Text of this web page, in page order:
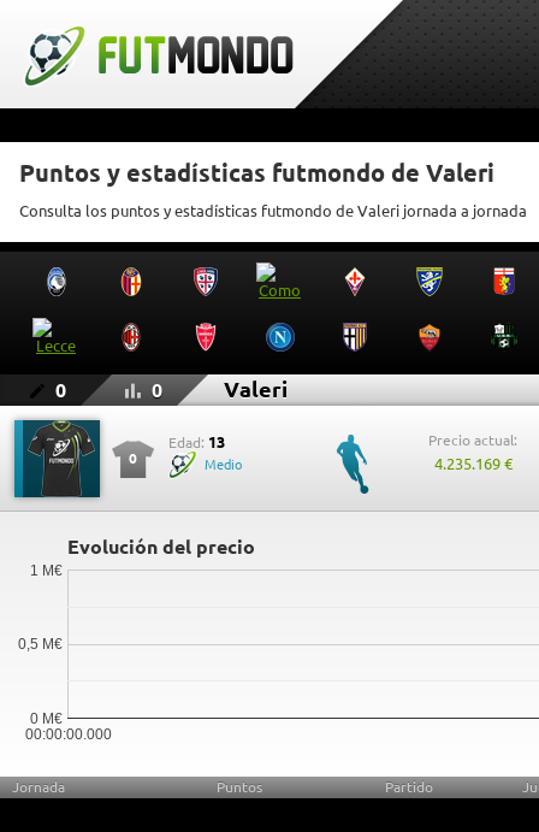
Puntos y estadísticas futmondo de Valeri
Consulta los puntos y estadísticas futmondo de Valeri jornada a jornada
0 0 Valeri
0
Edad: 13
Medio
Precio actual:
4.235.169 €
Evolución del precio
00:00:00.000
0 M€
0,5 M€
1 M€
Jornada Puntos Partido